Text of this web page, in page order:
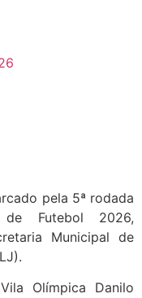
pela 5ª rodada
Futebol 2026,
Municipal de
Olímpica Danilo